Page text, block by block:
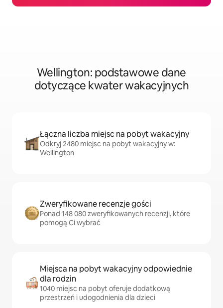
Wellington: podstawowe dane
dotyczące kwater wakacyjnych
Łączna liczba miejsc na pobyt wakacyjny
Odkryj 2480 miejsc na pobyt wakacyjny w:
Wellington
Zweryfikowane recenzje gości
Ponad 148 080 zweryfikowanych recenzji, które
pomogą Ci wybrać
Miejsca na pobyt wakacyjny odpowiednie
dla rodzin
1040 miejsc na pobyt oferuje dodatkową
przestrzeń i udogodnienia dla dzieci